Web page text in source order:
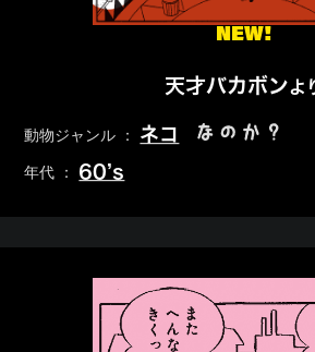
NEW!
天才バカボンよ
動物ジャンル ： ネコ なのか？
年代 ： 60’s